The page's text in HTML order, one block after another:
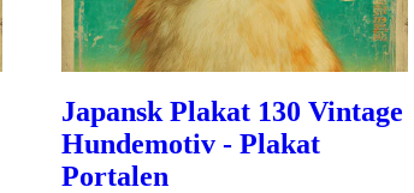
Japansk Plakat 130 Vintage
Hundemotiv - Plakat
Portalen